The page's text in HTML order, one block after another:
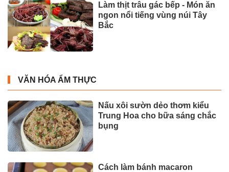
Làm thịt trâu gác bếp - Món ăn
ngon nổi tiếng vùng núi Tây
Bắc
VĂN HÓA ẨM THỰC
Nấu xôi sườn dẻo thơm kiểu
Trung Hoa cho bữa sáng chắc
bụng
Cách làm bánh macaron